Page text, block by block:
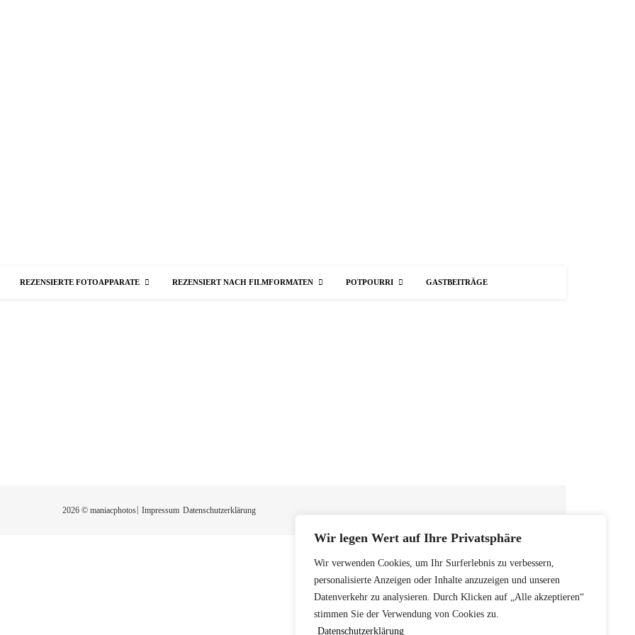
Wir legen Wert auf Ihre Privatsphäre
Wir verwenden Cookies, um Ihr Surferlebnis zu verbessern,
personalisierte Anzeigen oder Inhalte anzuzeigen und unseren
Datenverkehr zu analysieren. Durch Klicken auf „Alle akzeptieren“
stimmen Sie der Verwendung von Cookies zu.
Datenschutzerklärung
REZENSIERTE FOTOAPPARATE REZENSIERT NACH FILMFORMATEN POTPOURRI GASTBEITRÄGE
2026 © maniacphotos Impressum Datenschutzerklärung